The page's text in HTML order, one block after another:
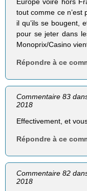
tout comme ce n’est
il qu’ils se bougent,
pour se jeter dans
Monoprix/Casino
Répondre à ce
Commentaire 83
2018
Effectivement, et
Répondre à ce
Commentaire 82
2018